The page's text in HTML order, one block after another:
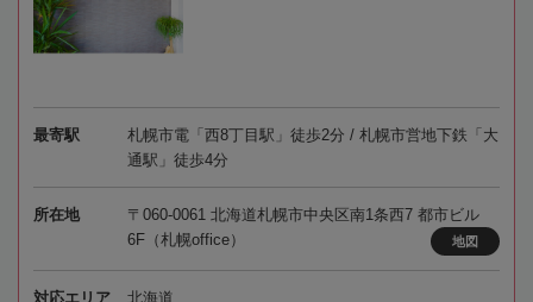
最寄駅
札幌市電「西8丁目駅」徒歩2分 / 札幌市営地下鉄「大
通駅」徒歩4分
所在地
〒060-0061 北海道札幌市中央区南1条西7 都市ビル
6F（札幌office）
地図
対応エリア 北海道